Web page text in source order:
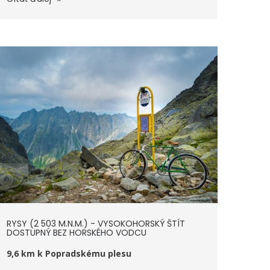
RYSY (2 503 M.N.M.) - VYSOKOHORSKÝ ŠTÍT
DOSTUPNÝ BEZ HORSKÉHO VODCU
9,6 km k Popradskému plesu